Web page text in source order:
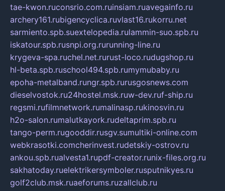
tae-kwon.ruconsrio.com.ruinsiam.ruavegainfo.ru
archery161.rubigencyclica.ruvlast16.rukorru.net
sarmiento.spb.suextelopedia.rulammin-suo.spb.ru
iskatour.spb.rusnpi.org.rurunning-line.ru
krygeva-spa.ruchel.net.rurust-loco.rudugshop.ru
hl-beta.spb.ruschool494.spb.rumymubaby.ru
epoha-metalband.rungr.spb.rurusgosnews.com
dieselvostok.ru24hostel.msk.ruw-dev.ruf-ship.ru
regsmi.rufilmnetwork.rumalinasp.rukinosvin.ru
h2o-salon.rumalutkayork.rudeltaprim.spb.ru
tango-perm.rugooddir.rusgv.sumultiki-online.com
webkrasotki.comcherinvest.rudetskiy-ostrov.ru
ankou.spb.rualvesta1.rupdf-creator.runix-files.org.ru
sakhatoday.ruelektrikersymboler.rusputnikyes.ru
golf2club.msk.ruaeforums.ruzallclub.ru